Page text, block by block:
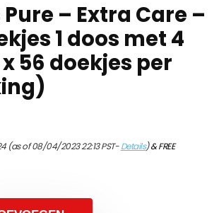
– Extra Care –
1 doos met 4
56 doekjes per
(as of 08/04/2023 22:13 PST-Details)&FREE